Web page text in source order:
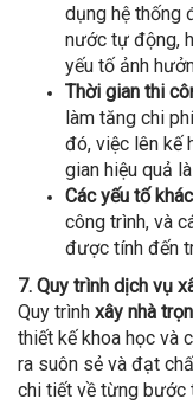
dụng hệ thống
nước tự động,
yếu tố ảnh
Thời gian thi
làm tăng chi
đó, việc lên kế
gian hiệu quả
Các yếu tố
công trình, và
được tính đến
7. Quy trình dịch vụ
Quy trình xây nhà
thiết kế khoa học và
ra suôn sẻ và đạt
chi tiết về từng bước